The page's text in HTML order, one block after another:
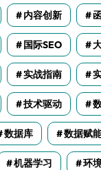
内容创新
国际SEO
实战指南
技术驱动
数据库 数据赋
机器学习 环